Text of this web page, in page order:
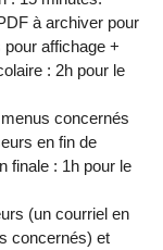
à archiver pour
affichage +
: 2h pour le
concernés
en fin de
finale : 1h pour le
(un courriel en
concernés) et